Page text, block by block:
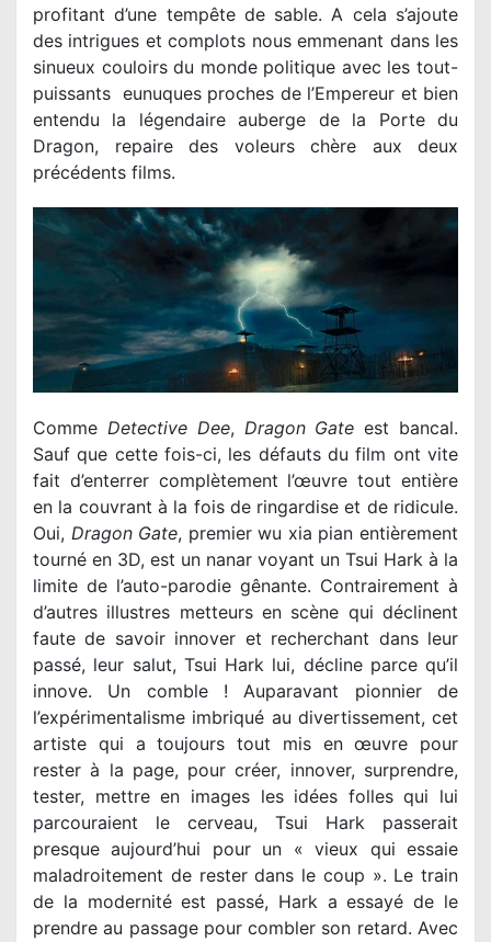
profitant d’une tempête de sable. A cela s’ajoute
des intrigues et complots nous emmenant dans les
sinueux couloirs du monde politique avec les tout-
puissants eunuques proches de l’Empereur et bien
entendu la légendaire auberge de la Porte du
Dragon, repaire des voleurs chère aux deux
précédents films.
Comme Detective Dee, Dragon Gate est bancal.
Sauf que cette fois-ci, les défauts du film ont vite
fait d’enterrer complètement l’œuvre tout entière
en la couvrant à la fois de ringardise et de ridicule.
Oui, Dragon Gate, premier wu xia pian entièrement
tourné en 3D, est un nanar voyant un Tsui Hark à la
limite de l’auto-parodie gênante. Contrairement à
d’autres illustres metteurs en scène qui déclinent
faute de savoir innover et recherchant dans leur
passé, leur salut, Tsui Hark lui, décline parce qu’il
innove. Un comble ! Auparavant pionnier de
l’expérimentalisme imbriqué au divertissement, cet
artiste qui a toujours tout mis en œuvre pour
rester à la page, pour créer, innover, surprendre,
tester, mettre en images les idées folles qui lui
parcouraient le cerveau, Tsui Hark passerait
presque aujourd’hui pour un « vieux qui essaie
maladroitement de rester dans le coup ». Le train
de la modernité est passé, Hark a essayé de le
prendre au passage pour combler son retard. Avec